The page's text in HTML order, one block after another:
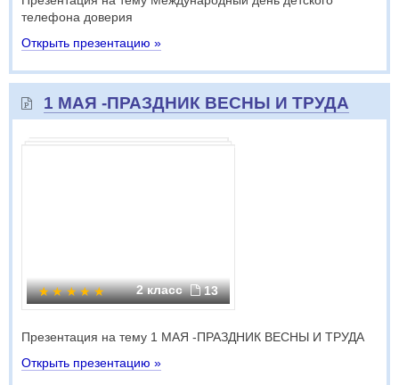
телефона доверия
Открыть презентацию »
1 МАЯ -ПРАЗДНИК ВЕСНЫ И ТРУДА
2 класс 13
Презентация на тему 1 МАЯ -ПРАЗДНИК ВЕСНЫ И ТРУДА
Открыть презентацию »